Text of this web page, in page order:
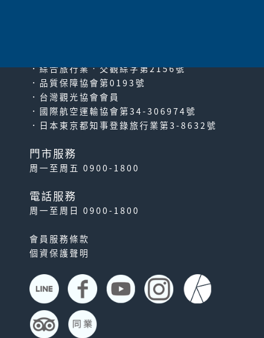
．綜合旅行業‧交觀綜字第2156號
．品質保障協會第0193號
．台灣觀光協會會員
．國際航空運輸協會第34-306974號
．日本東京都知事登錄旅行業第3-8632號
門市服務
周一至周五 0900-1800
電話服務
周一至周日 0900-1800
會員服務條款
個資保護聲明